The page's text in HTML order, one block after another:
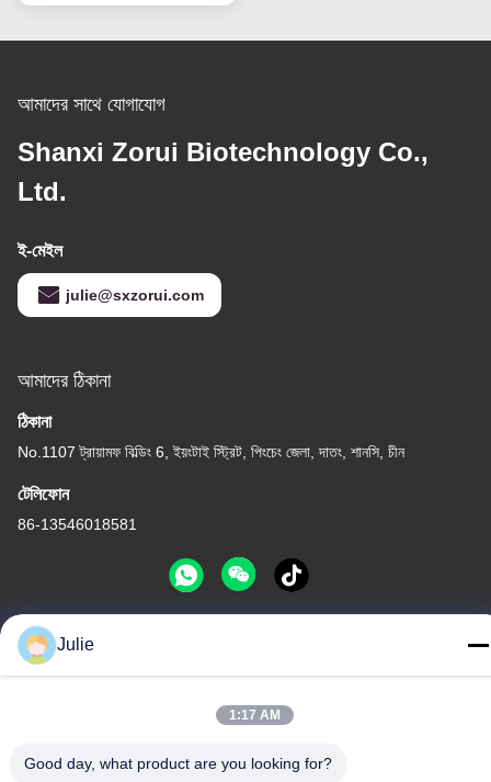
আমাদের সাথে যোগাযোগ
Shanxi Zorui Biotechnology Co.,
Ltd.
ই-মেইল
julie@sxzorui.com
আমাদের ঠিকানা
ঠিকানা
No.1107 ট্রায়ামফ বিল্ডিং 6, ইয়ংটাই স্ট্রিট, পিংচেং জেলা, দাতং, শানসি, চীন
টেলিফোন
86-13546018581
Zorui Biotechnology Co., Ltd. . সব সমস্ত অধিকার সংরক্ষিত।
Julie
1:17 AM
Good day, what product are you looking for?